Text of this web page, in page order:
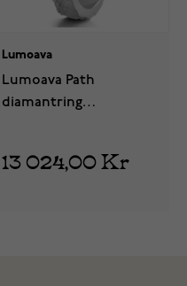
Lumoava
Lumoava Path
diamantring
13 024,00 Kr